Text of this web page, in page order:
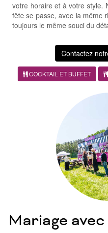
votre horaire et à votre style.
fête se passe, avec la même
toujours le même souci du
Contactez
COCKTAIL ET BUFFET
Mariage